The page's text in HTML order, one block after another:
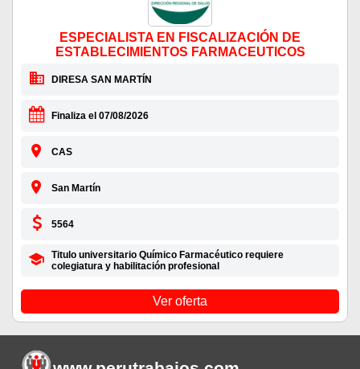
ESPECIALISTA EN FISCALIZACIÓN DE
ESTABLECIMIENTOS FARMACEUTICOS
DIRESA SAN MARTÍN
Finaliza el 07/08/2026
CAS
San Martín
5564
Titulo universitario Químico Farmacéutico requiere
colegiatura y habilitación profesional
Ver oferta